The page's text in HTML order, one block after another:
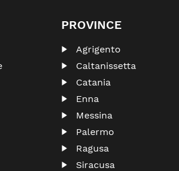
PROVINCE
Agrigento
Caltanissetta
Catania
Enna
Messina
Palermo
Ragusa
Siracusa